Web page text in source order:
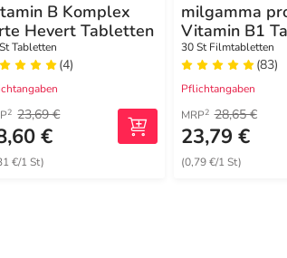
B Komplex
Hevert Tabletten
Tabletten
(4)
2 23,69 €
€
€/1 St)
milgamma
Vitamin B1
30 St Filmtabletten
(83)
Pflichtangaben
MRP2 28,65 €
23,79 €
(0,79 €/1 St)